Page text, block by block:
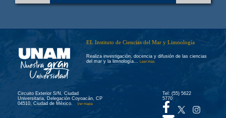
EL Instituto de Ciencias del Mar y Limnología
Realiza investigación, docencia y difusión de las ciencias
del mar y la limnología… Leer más
Circuito Exterior S/N, Ciudad
Universitaria, Delegación Coyoacán, CP
04510, Ciudad de México. Ver mapa
Tel: (55) 5622
5770